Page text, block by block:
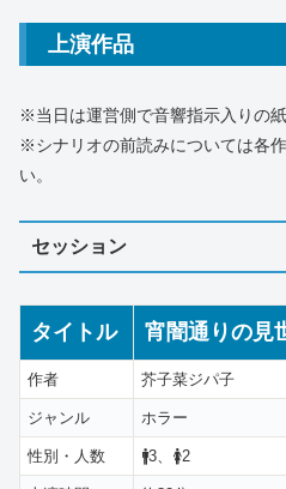
上演作品
※当日は運営側で音響指示入りの紙
※シナリオの前読みについては各
い。
セッション
タイトル 宵闇通りの見
作者 芥子菜ジパ子
ジャンル ホラー
性別・人数 🚹3、🚺2